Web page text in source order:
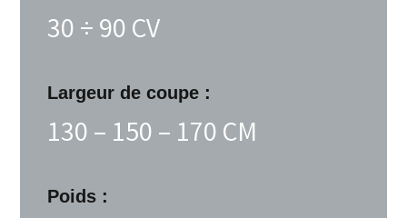
30 ÷ 90 CV
Largeur de coupe :
130 – 150 – 170 CM
Poids :